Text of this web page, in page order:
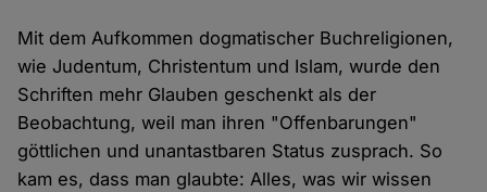
Mit dem Aufkommen dogmatischer Buchreligionen,
wie Judentum, Christentum und Islam, wurde den
Schriften mehr Glauben geschenkt als der
Beobachtung, weil man ihren "Offenbarungen"
göttlichen und unantastbaren Status zusprach. So
kam es, dass man glaubte: Alles, was wir wissen